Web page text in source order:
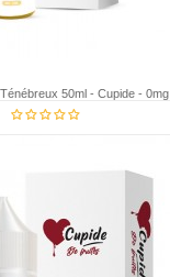
50ml - Cupide - 0mg